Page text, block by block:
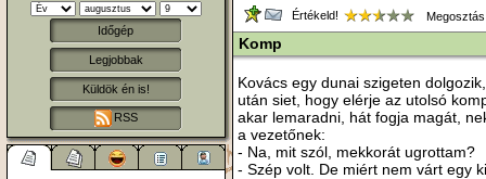
Időgép
Legjobbak
Küldök én is!
RSS
Értékeld!
Komp
Kovács egy dunai szigeten
után siet, hogy elérje az utolsó
akar lemaradni, hát fogja magát,
a vezetőnek:
- Na, mit szól, mekkorát ugrottam?
- Szép volt. De miért nem várt egy